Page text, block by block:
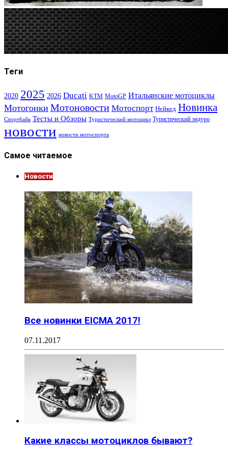
Теги
2020 2025 2026 Ducati KTM MotoGP Итальянские мотоциклы
Мотогонки Мотоновости Мотоспорт Нейкед Новинка
Спортбайк Тесты и Обзоры Туристический мотоцикл Туристический эндуро
новости новости мотоспорта
Самое читаемое
Новости
Все новинки EICMA 2017!
07.11.2017
Какие классы мотоциклов бывают?